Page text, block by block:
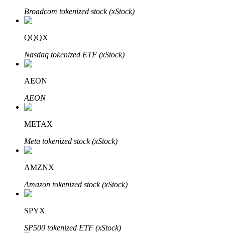
Pelajari Staking
Pelajari tentang mendapatkan penghasilan pasif
Bitrue
Mitra Bitrue
Broadcom tokenized stock (xStock)
QQQX
Nasdaq tokenized ETF (xStock)
AEON
AEON
METAX
Meta tokenized stock (xStock)
AMZNX
Amazon tokenized stock (xStock)
SPYX
SP500 tokenized ETF (xStock)